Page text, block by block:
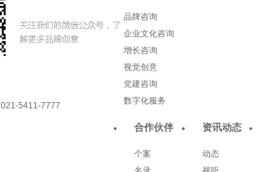
021-5411-7777
品牌咨询
企业文化咨询
增长咨询
视觉创意
党建咨询
数字化服务
合作伙伴
个案
资讯动态
动态